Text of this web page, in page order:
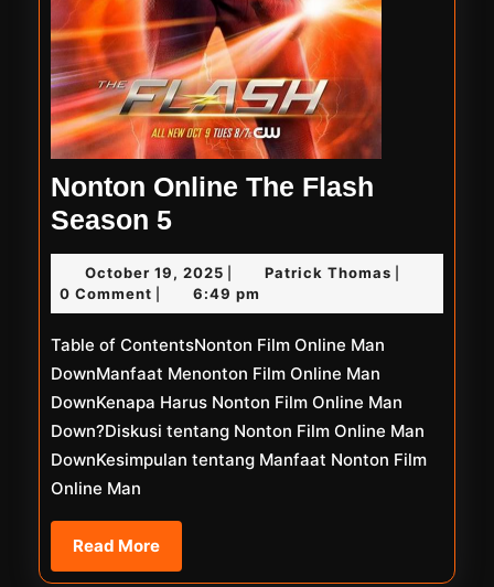
Nonton Online The Flash
Season 5Nonton
Online
The
Flash
Season
5
October 19, 2025 October
19,
2025
Patrick ThomasPatrick
0 Comment 6:49 pm
Table of ContentsNonton Film Online Man
DownManfaat Menonton Film Online Man
DownKenapa Harus Nonton Film Online Man
Down?Diskusi tentang Nonton Film Online Man
DownKesimpulan tentang Manfaat Nonton Film
Online Man
Read MoreRead
More